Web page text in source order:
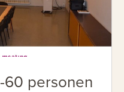
60 personen